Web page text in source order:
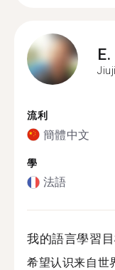
E.
流利
簡體中文
學
法語
我的語言學習
希望认识来自世